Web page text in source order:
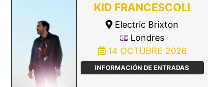
KID FRANCESCOLI
Electric Brixton
Londres
14 OCTUBRE 2026
INFORMACIÓN DE ENTRADAS